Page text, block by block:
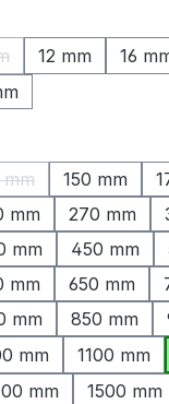
Option ist zurzeit
12 mm 16
ist zurzeit nicht
mm
(Diese Option ist
150 mm
mm 270 mm
mm 450 mm
mm 650 mm
mm 850 mm
mm 1100 mm
mm 1500 mm